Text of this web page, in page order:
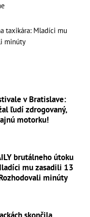
taxikára: Mladíci mu
minúty
v Bratislave:
ľudí zdrogovaný,
motorku!
brutálneho útoku
mu zasadili 13
minúty